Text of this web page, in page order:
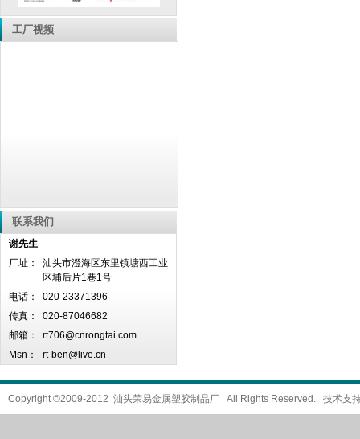
工厂视频
联系我们
谢先生
厂址：
汕头市澄海区东里镇塘西工业
区埔后片1巷1号
电话：
020-23371396
传真：
020-87046682
邮箱：
rt706@cnrongtai.com
Msn：
rt-ben@live.cn
Copyright ©2009-2012 汕头荣易金属塑胶制品厂 All Rights Reserved. 技术支